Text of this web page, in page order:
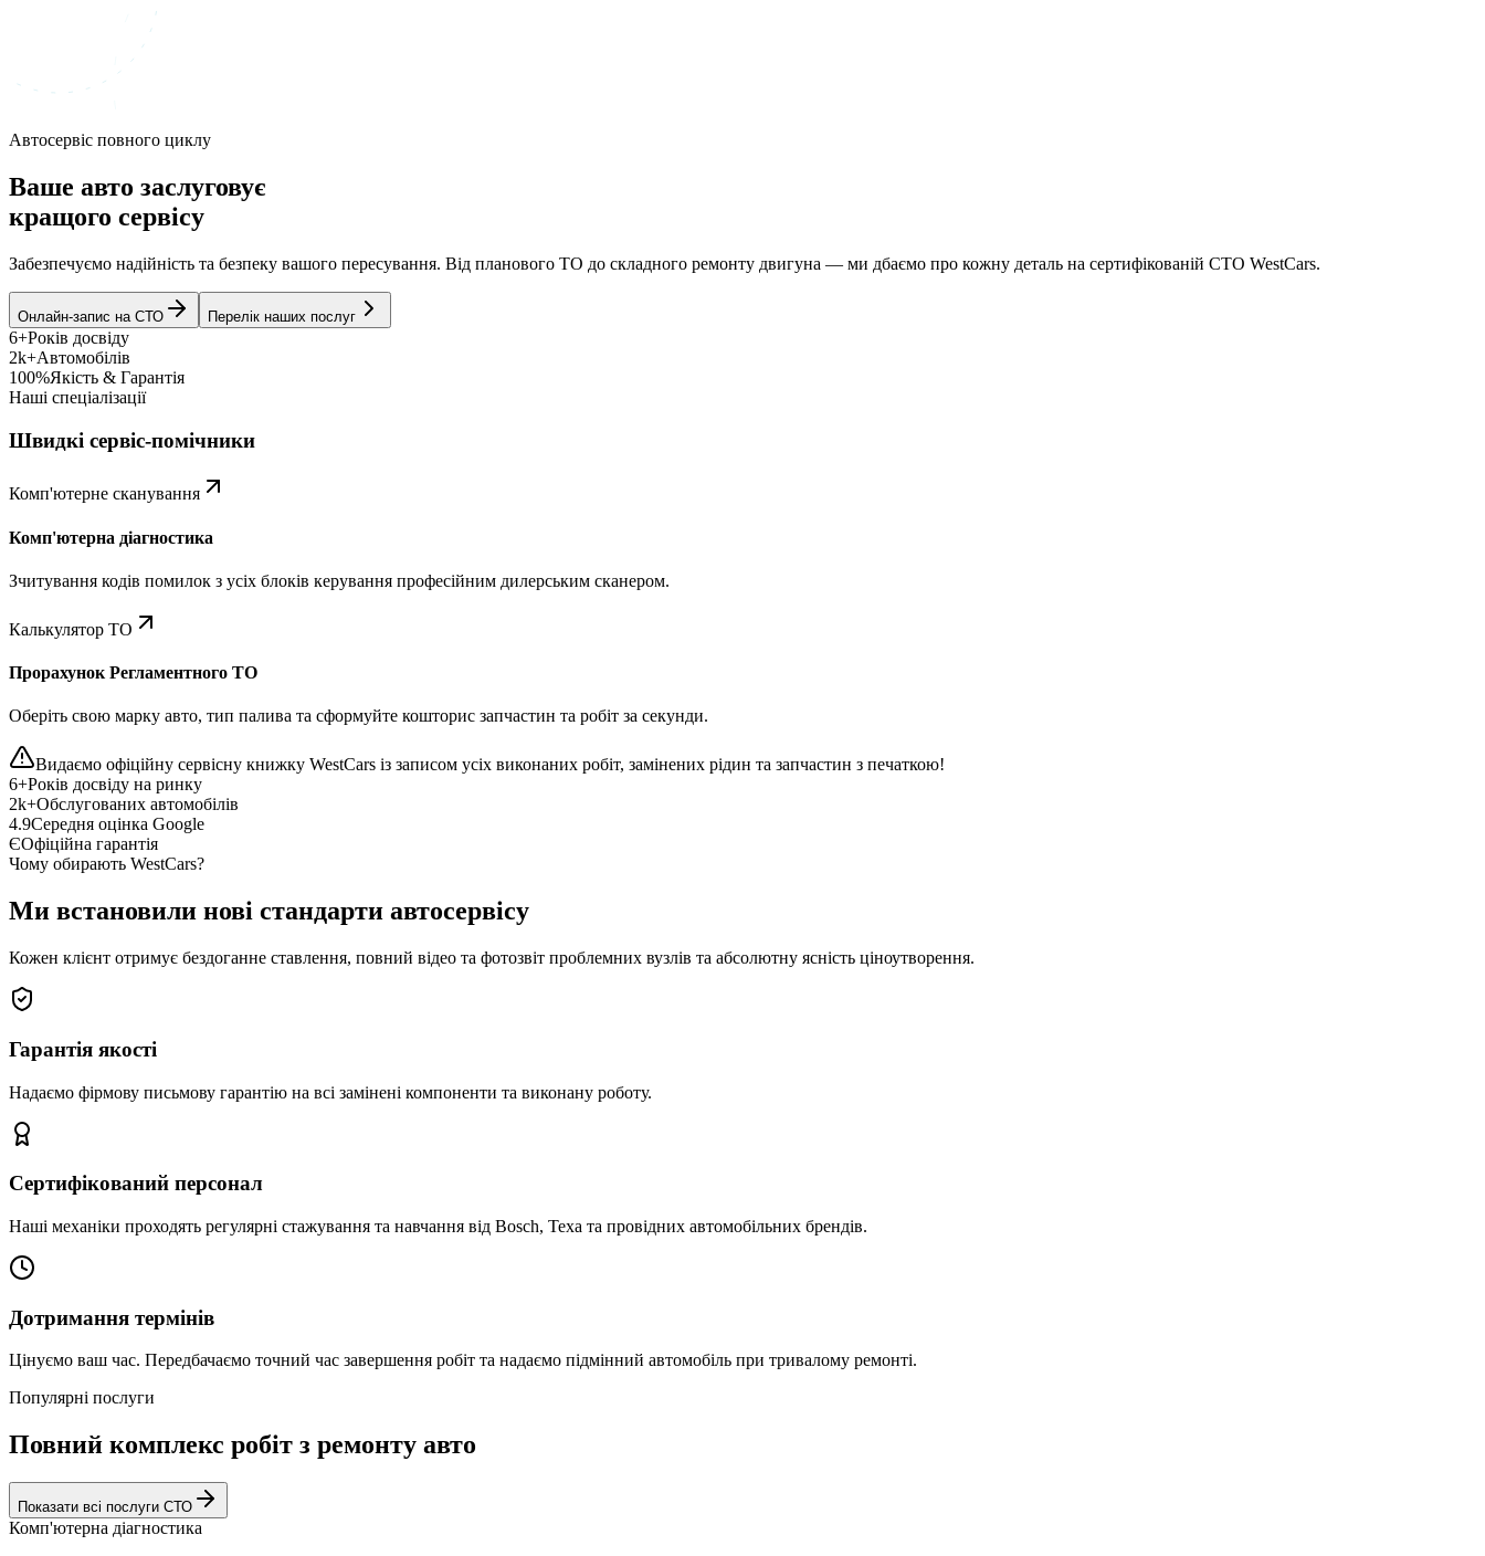
Автосервіс повного циклу
Ваше авто заслуговує
кращого сервісу
Забезпечуємо надійність та безпеку вашого пересування. Від планового ТО до складного ремонту двигуна — ми дбаємо про кожну деталь на сертифікованій СТО WestCars.
Онлайн-запис на СТО Перелік наших послуг
6+Років досвіду
2k+Автомобілів
100%Якість & Гарантія
Наші спеціалізації
Швидкі сервіс-помічники
Комп'ютерне сканування
Комп'ютерна діагностика
Зчитування кодів помилок з усіх блоків керування професійним дилерським сканером.
Калькулятор ТО
Прорахунок Регламентного ТО
Оберіть свою марку авто, тип палива та сформуйте кошторис запчастин та робіт за секунди.
Видаємо офіційну сервісну книжку WestCars із записом усіх виконаних робіт, замінених рідин та запчастин з печаткою!
6+Років досвіду на ринку
2k+Обслугованих автомобілів
4.9Середня оцінка Google
ЄОфіційна гарантія
Чому обирають WestCars?
Ми встановили нові стандарти автосервісу
Кожен клієнт отримує бездоганне ставлення, повний відео та фотозвіт проблемних вузлів та абсолютну ясність ціноутворення.
Гарантія якості
Надаємо фірмову письмову гарантію на всі замінені компоненти та виконану роботу.
Сертифікований персонал
Наші механіки проходять регулярні стажування та навчання від Bosch, Texa та провідних автомобільних брендів.
Дотримання термінів
Цінуємо ваш час. Передбачаємо точний час завершення робіт та надаємо підмінний автомобіль при тривалому ремонті.
Популярні послуги
Повний комплекс робіт з ремонту авто
Показати всі послуги СТО
Комп'ютерна діагностика